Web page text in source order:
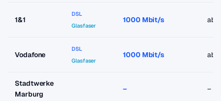
1&1
DSL
Glasfaser
1000 Mbit/s ab
Vodafone
DSL
Glasfaser
1000 Mbit/s ab
Stadtwerke
Marburg
– –